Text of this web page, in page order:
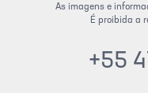
As imagens e
É proibida a
+55